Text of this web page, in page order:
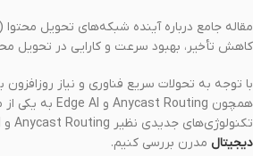
کاهش تأخیر، بهبود سرعت و کارایی در تحویل
با توجه به تحولات سریع فناوری و نیاز
تکنولوژی‌های جدیدی نظیر Anycast Routing و Edge AI بر تحویل محتوا می‌پردازد. هدف از این مقاله این است که
دیجیتال مدرن بررسی کنیم.